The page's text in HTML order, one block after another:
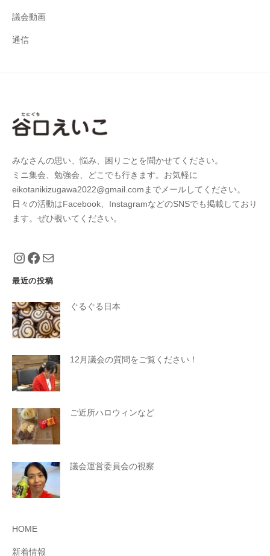
議会動画
通信
みなさんの思い、悩み、困りごとを聞かせてください。
ミニ集会、勉強会、どこでも行きます。お気軽に
eikotanikizugawa2022@gmail.comまでメールしてください。
日々の活動はFacebook、InstagramなどのSNSでも掲載しており
ます。ぜひ覗いてください。
https://www.instagram.com/
https://www.facebook.com/
メール
最近の投稿
ぐるぐる日本
12月議会の質問をご覧ください！
ご近所ハロウィンなど
議会運営委員会の視察
HOME
新着情報